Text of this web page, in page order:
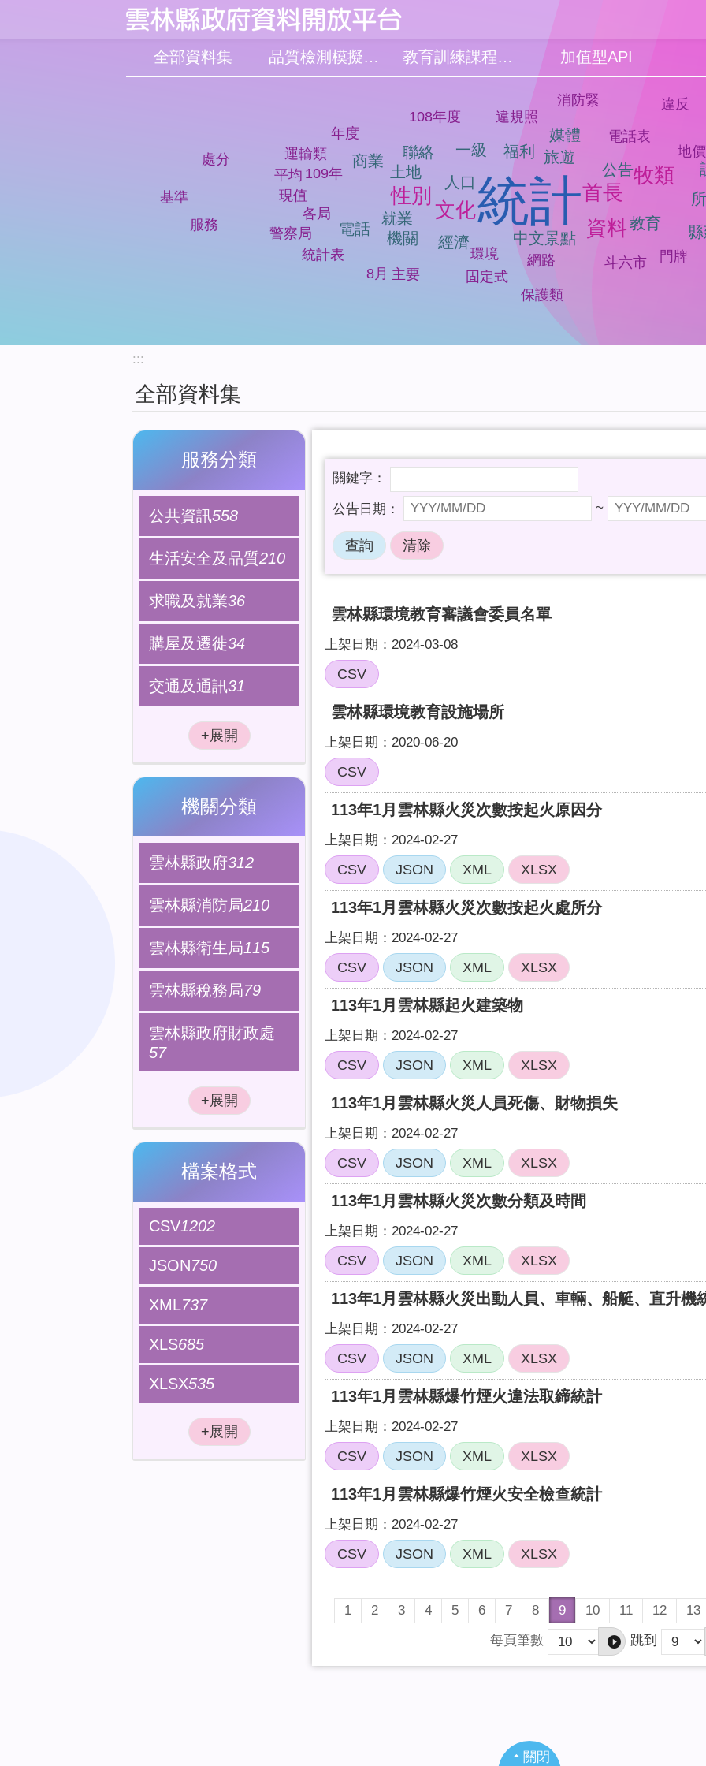
:::
全部資料集 品質檢測模擬系統 教育訓練課程簡報 加值型API
統計
文化
首長
性別
資料
牧類
人口
公告
旅遊
中文景點
教育
土地
就業
經濟
福利
一級
機關
聯絡
電話
商業
媒體
環境
各局
網路
電話表
109年
現值
地價
斗六市 門牌
運輸類
警察局
固定式
違規照
平均
統計表
年度
108年度
主要
8月
消防緊
服務
保護類
處分
違反
基準
:::
全部資料集
服務分類
公共資訊558
生活安全及品質210
求職及就業36
購屋及遷徙34
交通及通訊31
機關分類
雲林縣政府312
雲林縣消防局210
雲林縣衛生局115
雲林縣稅務局79
雲林縣政府財政處
57
檔案格式
CSV1202
JSON750
XML737
XLS685
XLSX535
~
雲林縣環境教育審議會委員名單
上架日期：2024-03-08
CSV
雲林縣環境教育設施場所
上架日期：2020-06-20
CSV
113年1月雲林縣火災次數按起火原因分
上架日期：2024-02-27
CSV JSON XML XLSX
113年1月雲林縣火災次數按起火處所分
上架日期：2024-02-27
CSV JSON XML XLSX
113年1月雲林縣起火建築物
上架日期：2024-02-27
CSV JSON XML XLSX
113年1月雲林縣火災人員死傷、財物損失
上架日期：2024-02-27
CSV JSON XML XLSX
113年1月雲林縣火災次數分類及時間
上架日期：2024-02-27
CSV JSON XML XLSX
113年1月雲林縣火災出動人員、車輛、船艇、直升機
上架日期：2024-02-27
CSV JSON XML XLSX
113年1月雲林縣爆竹煙火違法取締統計
上架日期：2024-02-27
CSV JSON XML XLSX
113年1月雲林縣爆竹煙火安全檢查統計
上架日期：2024-02-27
CSV JSON XML XLSX
1 2 3 4 5 6 7 8 9 10 11 12 13
每頁筆數 跳到
關閉